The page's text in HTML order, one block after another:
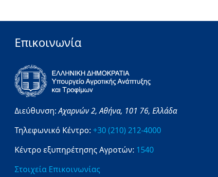
Επικοινωνία
Διεύθυνση:Αχαρνών 2,Αθήνα, 101 76, Ελλάδα
Τηλεφωνικό Κέντρο: +30 (210) 212-4000
Κέντρο εξυπηρέτησης Αγροτών: 1540
Στοιχεία Επικοινωνίας